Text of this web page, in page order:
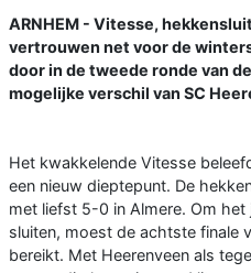
ARNHEM - Vitesse,
vertrouwen net voor de
door in de tweede ronde van
mogelijke verschil van SC
Het kwakkelende Vitesse
een nieuw dieptepunt. De
met liefst 5-0 in Almere. Om
sluiten, moest de achtste finale
bereikt. Met Heerenveen als